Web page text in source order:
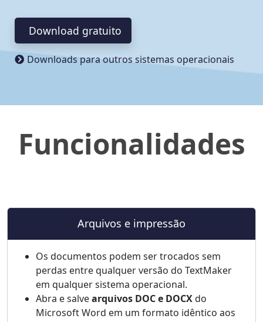
Download gratuito
Downloads para outros sistemas operacionais
Funcionalidades
Arquivos e impressão
Os documentos podem ser trocados sem
perdas entre qualquer versão do TextMaker
em qualquer sistema operacional.
Abra e salvearquivos DOC e DOCXdo
Microsoft Word em um formato idêntico aos